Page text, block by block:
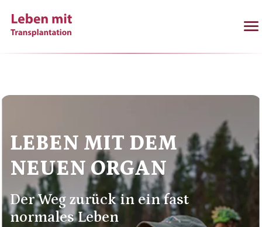
menu
LEBEN MIT DEM
NEUEN ORGAN
Der Weg zurück in ein fast
normales Leben